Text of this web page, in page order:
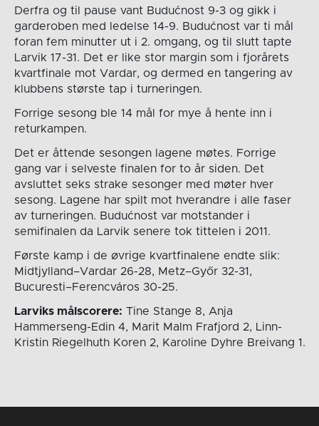
Derfra og til pause vant Budućnost 9-3 og gikk i
garderoben med ledelse 14-9. Budućnost var ti mål
foran fem minutter ut i 2. omgang, og til slutt tapte
Larvik 17-31. Det er like stor margin som i fjorårets
kvartfinale mot Vardar, og dermed en tangering av
klubbens største tap i turneringen.
Forrige sesong ble 14 mål for mye å hente inn i
returkampen.
Det er åttende sesongen lagene møtes. Forrige
gang var i selveste finalen for to år siden. Det
avsluttet seks strake sesonger med møter hver
sesong. Lagene har spilt mot hverandre i alle faser
av turneringen. Budućnost var motstander i
semifinalen da Larvik senere tok tittelen i 2011.
Første kamp i de øvrige kvartfinalene endte slik:
Midtjylland–Vardar 26-28, Metz–Győr 32-31,
Bucuresti–Ferencváros 30-25.
Larviks målscorere: Tine Stange 8, Anja
Hammerseng-Edin 4, Marit Malm Frafjord 2, Linn-
Kristin Riegelhuth Koren 2, Karoline Dyhre Breivang 1.